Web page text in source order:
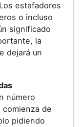
estafadores
o incluso
significado
la
dejará un
número
de
pidiendo